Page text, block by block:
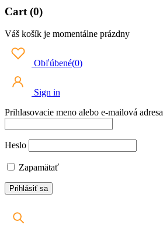
Cart (0)
Váš košík je momentálne prázdny
Obľúbené(0)
Sign in
Prihlasovacie meno alebo e-mailová adresa
Heslo
Zapamätať